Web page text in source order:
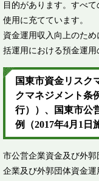
目的があります。すべ
使用に充てています。
資金運用収入向上のた
括運用における預金運用
国東市資金リスク
クマネジメント条
行））、国東市公
例（2017年4月1日
市公営企業資金及び外
企業及び外郭団体資金運